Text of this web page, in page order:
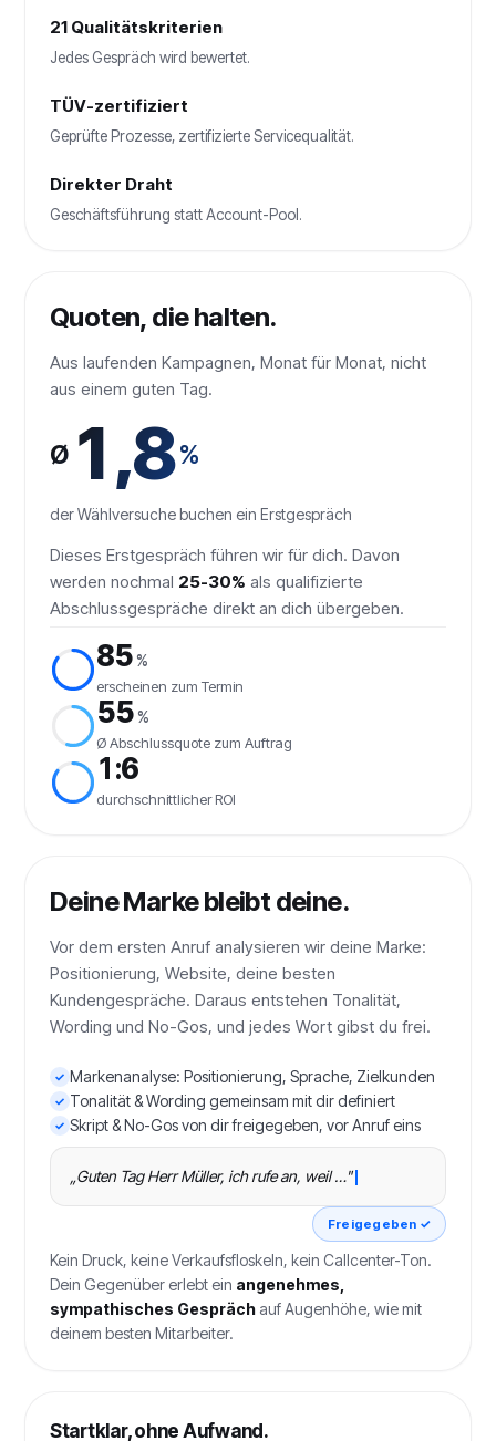
21 Qualitätskriterien
Jedes Gespräch wird bewertet.
TÜV-zertifiziert
Geprüfte Prozesse, zertifizierte Servicequalität.
Direkter Draht
Geschäftsführung statt Account-Pool.
Quoten, die halten.
Aus laufenden Kampagnen, Monat für Monat, nicht
aus einem guten Tag.
Ø 1,8%
der Wählversuche buchen ein Erstgespräch
Dieses Erstgespräch führen wir für dich. Davon
werden nochmal 25-30% als qualifizierte
Abschlussgespräche direkt an dich übergeben.
85 %
erscheinen zum Termin
55 %
Ø Abschlussquote zum Auftrag
1:6
durchschnittlicher ROI
Deine Marke bleibt deine.
Vor dem ersten Anruf analysieren wir deine Marke:
Positionierung, Website, deine besten
Kundengespräche. Daraus entstehen Tonalität,
Wording und No-Gos, und jedes Wort gibst du frei.
Markenanalyse: Positionierung, Sprache, Zielkunden
Tonalität & Wording gemeinsam mit dir definiert
Skript & No-Gos von dir freigegeben, vor Anruf eins
„Guten Tag Herr Müller, ich rufe an, weil …"
Freigegeben ✓
Kein Druck, keine Verkaufsfloskeln, kein Callcenter-Ton.
Dein Gegenüber erlebt ein angenehmes,
sympathisches Gespräch auf Augenhöhe, wie mit
deinem besten Mitarbeiter.
Startklar, ohne Aufwand.